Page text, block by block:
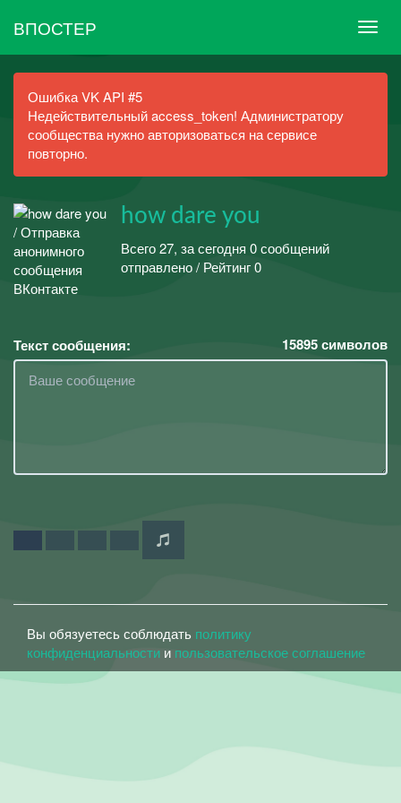
ВПОСТЕР
Ошибка VK API #5
Недействительный access_token! Администратору
сообщества нужно авторизоваться на сервисе
повторно.
how dare you
Всего 27, за сегодня 0 сообщений
отправлено / Рейтинг 0
Текст сообщения: 15895символов
Вы обязуетесь соблюдать политику
конфиденциальности и пользовательское соглашение